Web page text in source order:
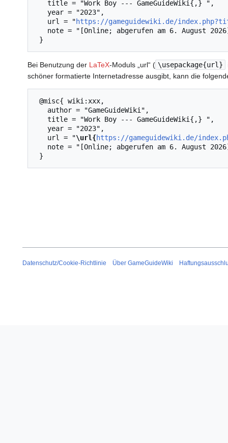
   url = "
https://gameguidewiki.de/
Bei Benutzung der LaTeX-Moduls „url“ ( \usepackage{url}
schöner formatierte Internetadresse ausgibt, kann die
   url = "
\url{https://gameguidewiki.de/
Datenschutz/Cookie-Richtlinie Über GameGuideWiki